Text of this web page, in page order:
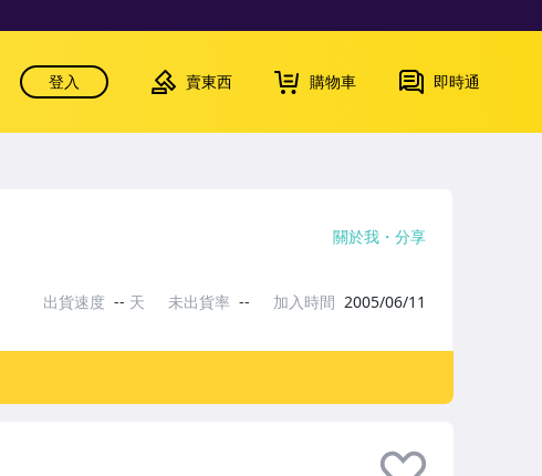
登入 賣東西 購物車 即時通
關於我 分享
出貨速度 -- 天 未出貨率 -- 加入時間 2005/06/11